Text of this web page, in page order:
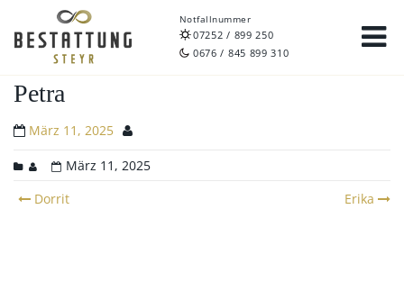
Notfallnummer
07252 / 899 250
0676 / 845 899 310
Petra
März 11, 2025
März 11, 2025
Post
Dorrit Erika